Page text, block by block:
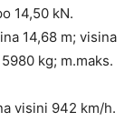
14,50 kN.
14,68 m; visina
kg; m.maks.
visini 942 km/h.